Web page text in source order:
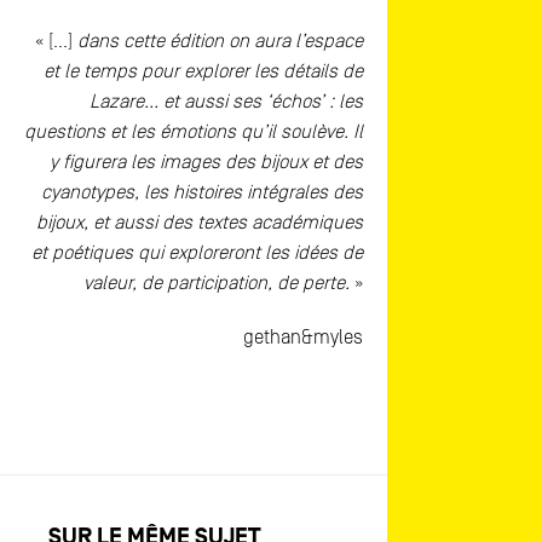
« […] dans cette édition on aura l’espace
et le temps pour explorer les détails de
Lazare... et aussi ses ‘échos’ : les
questions et les émotions qu’il soulève. Il
y figurera les images des bijoux et des
cyanotypes, les histoires intégrales des
bijoux, et aussi des textes académiques
et poétiques qui exploreront les idées de
valeur, de participation, de perte. »
gethan&myles